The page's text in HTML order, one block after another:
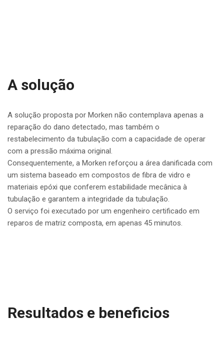
A solução
A solução proposta por Morken não contemplava apenas a
reparação do dano detectado, mas também o
restabelecimento da tubulação com a capacidade de operar
com a pressão máxima original.
Consequentemente, a Morken reforçou a área danificada com
um sistema baseado em compostos de fibra de vidro e
materiais epóxi que conferem estabilidade mecânica à
tubulação e garantem a integridade da tubulação.
O serviço foi executado por um engenheiro certificado em
reparos de matriz composta, em apenas 45 minutos.
Resultados e beneficios